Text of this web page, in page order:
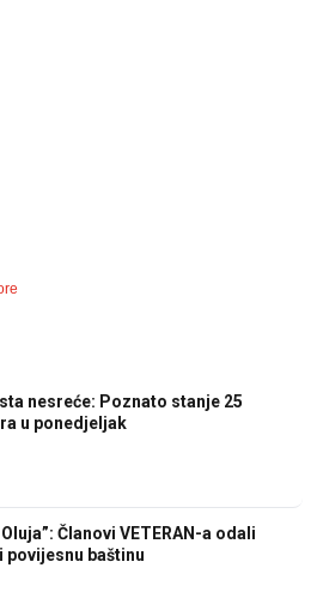
nesreće: Poznato stanje 25
u ponedjeljak
Članovi VETERAN-a odali
baštinu